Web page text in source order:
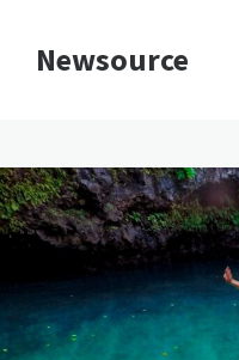
Newsource